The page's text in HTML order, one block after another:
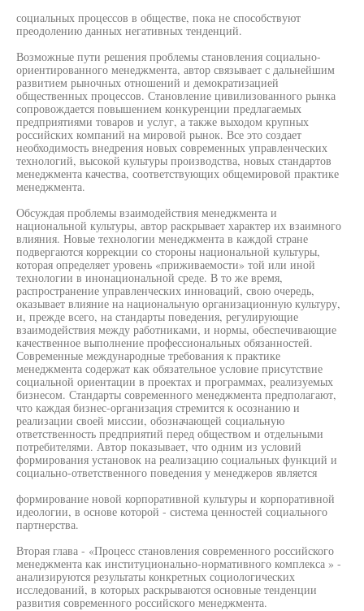
социальных процессов в обществе, пока не способствуют
преодолению данных негативных тенденций.
Возможные пути решения проблемы становления социально-
ориентированного менеджмента, автор связывает с дальнейшим
развитием рыночных отношений и демократизацией
общественных процессов. Становление цивилизованного рынка
сопровождается повышением конкуренции предлагаемых
предприятиями товаров и услуг, а также выходом крупных
российских компаний на мировой рынок. Все это создает
необходимость внедрения новых современных управленческих
технологий, высокой культуры производства, новых стандартов
менеджмента качества, соответствующих общемировой практике
менеджмента.
Обсуждая проблемы взаимодействия менеджмента и
национальной культуры, автор раскрывает характер их взаимного
влияния. Новые технологии менеджмента в каждой стране
подвергаются коррекции со стороны национальной культуры,
которая определяет уровень «приживаемости» той или иной
технологии в инонациональной среде. В то же время,
распространение управленческих инноваций, свою очередь,
оказывает влияние на национальную организационную культуру,
и, прежде всего, на стандарты поведения, регулирующие
взаимодействия между работниками, и нормы, обеспечивающие
качественное выполнение профессиональных обязанностей.
Современные международные требования к практике
менеджмента содержат как обязательное условие присутствие
социальной ориентации в проектах и программах, реализуемых
бизнесом. Стандарты современного менеджмента предполагают,
что каждая бизнес-организация стремится к осознанию и
реализации своей миссии, обозначающей социальную
ответственность предприятий перед обществом и отдельными
потребителями. Автор показывает, что одним из условий
формирования установок на реализацию социальных функций и
социально-ответственного поведения у менеджеров является
формирование новой корпоративной культуры и корпоративной
идеологии, в основе которой - система ценностей социального
партнерства.
Вторая глава - «Процесс становления современного российского
менеджмента как институционально-нормативного комплекса » -
анализируются результаты конкретных социологических
исследований, в которых раскрываются основные тенденции
развития современного российского менеджмента.